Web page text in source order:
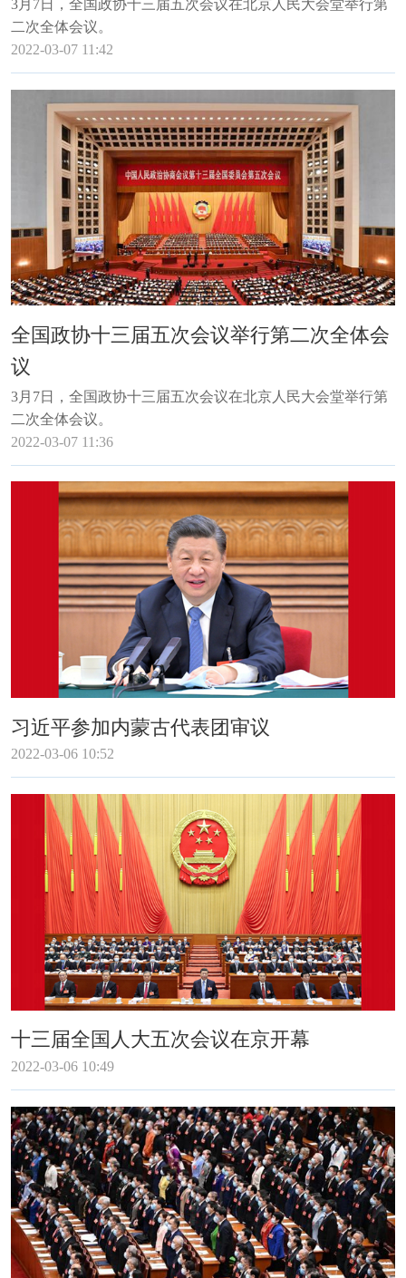
3月7日，全国政协十三届五次会议在北京人民大会堂举行第
二次全体会议。
2022-03-07 11:42
全国政协十三届五次会议举行第二次全体会
议
3月7日，全国政协十三届五次会议在北京人民大会堂举行第
二次全体会议。
2022-03-07 11:36
习近平参加内蒙古代表团审议
2022-03-06 10:52
十三届全国人大五次会议在京开幕
2022-03-06 10:49